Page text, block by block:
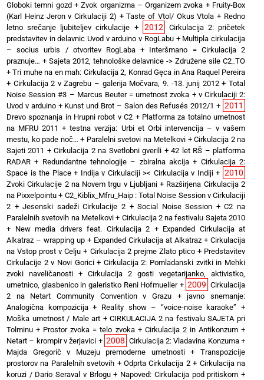
Globoki temni gozd +Zvok organizma – Organizem zvoka + Fruity-Box
(Karl Heinz Jeron v Cirkulaciji 2) +Taste of Vtol/ Okus Vtola + Redno
letno srečanje ljubiteljev cirkulacije + 2012
Cirkulacija 2: pričetek
predstavitev in delavnic Uvod v arduino v RogLabu+ Multipla cirkulacija
– socius urbis / otvoritev RogLaba + Interšmano = Cirkulacija 2
praznuje… + Sajeta 2012, tehnološke delavnice -> Združene sile C2_TO
+Tri muhe na en mah: Cirkulacija 2, Konrad Gęca in Ana Raquel Pereira
+ Cirkulacija 2 v Zagrebu – galerija Močvara, 9. -13. junij 2012+Total
Noise Session #3 – Marcus Beuter = umetnost zvoka + v Cirkulaciji 2:
Uvod v arduino+ Kunst und Brot – Salon des Refusés 2012/1 + 2011
Drevo spoznanja in Hrupni robot v C2 + Platforma za totalno umetnost
na MFRU 2011 +testna verzija: Urbi et Orbi intervencija – v vašem
mestu, ko pade noč… + Paralelni svetovi na Metelkovi + Cirkulacija 2 na
Sajeti 2011 +Cirkulacija 2 na Svetlobni gverili +42 let RŠ – platforma
RADAR + Redundantne tehnologije – zbiralna akcija + Cirkulacija 2:
Space is the Place+ Indija v Cirkulaciji >< Cirkulacija v Indiji+ 2010
Zvoki Cirkulacije 2 na Novem trgu v Ljubljani+ Razširjena Cirkulacija 2
na Pixxelpointu + C2_Kiblix_Mfru_Haip : Total Noise Session v Cirkulaciji
2 +Jesenski sadeži Cirkulacije 2+Social Noise Session +C2 na
Paralelnih svetovih na Metelkovi+ Cirkulacija 2 na festivalu Sajeta 2010
+ New media drivers feat. Cirkulacija 2 + Expanded Cirkulacija at
Alkatraz – wrapping up + Expanded Cirkulacija at Alkatraz + Cirkulacija
na Vstop prost v Celju + Cirkulacija 2 prejme Zlato ptico+ Predstavitev
Cirkulacije 2 v Novi Gorici+ Cirkulacija 2: Pomladanski zvitki in Mehki
zvoki naveličanosti + Cirkulacija 2 gosti vegetarijanko, aktivistko,
umetnico, glasbenico in galeristko Reni Hofmueller+ 2009 Cirkulacija
2 na Netart Community Convention v Grazu + javno snemanje:
Analogična kompozicija+ Reality show – “voice-noise karaoke” +
Moška umetnost / Male art +CIRKULACIJA 2 na festivalu SAJETA pri
Tolminu + Prostor zvoka = telo zvoka+ Cirkulacija 2 in Antikonzum+
Netart – krompir v žerjavici + 2008 Cirkulacija 2: Vladavina Konzuma+
Majda Gregorič v Muzeju premoderne umetnosti+Transpozicije
prostorov na Paralelnih svetovih +Odprta Cirkulacija 2+ Cirkulacija na
koruzi / Dario Seraval v Brlogu+ Napoved: Cirkulacija pod pritiskom +